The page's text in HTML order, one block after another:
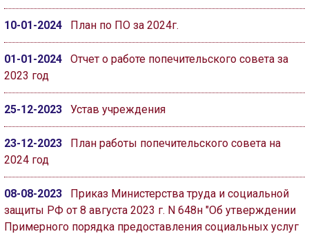
10-01-2024 План по ПО за 2024г.
01-01-2024
Отчет о работе попечительского совета за
2023 год
25-12-2023 Устав учреждения
23-12-2023
План работы попечительского совета на
2024 год
08-08-2023
Приказ Министерства труда и социальной
защиты РФ от 8 августа 2023 г. N 648н "Об утверждении
Примерного порядка предоставления социальных услуг